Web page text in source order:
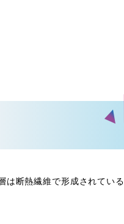
は断熱繊維で形成されている